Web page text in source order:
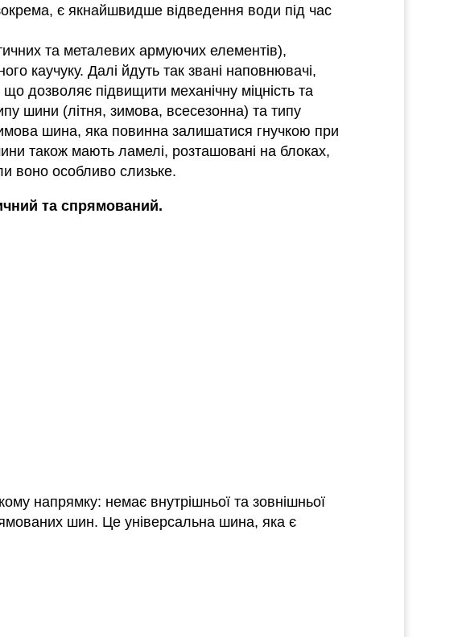
є якнайшвидше відведення води під час
та металевих армуючих елементів),
каучуку. Далі йдуть так звані наповнювачі,
дозволяє підвищити механічну міцність та
шини (літня, зимова, всесезонна) та типу
шина, яка повинна залишатися гнучкою при
також мають ламелі, розташовані на блоках,
воно особливо слизьке.
та спрямований.
напрямку: немає внутрішньої та зовнішньої
шин. Це універсальна шина, яка є